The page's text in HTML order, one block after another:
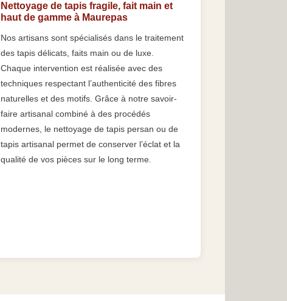
Nettoyage de tapis fragile, fait main et
haut de gamme à Maurepas
Nos artisans sont spécialisés dans le traitement
des tapis délicats, faits main ou de luxe.
Chaque intervention est réalisée avec des
techniques respectant l’authenticité des fibres
naturelles et des motifs. Grâce à notre savoir-
faire artisanal combiné à des procédés
modernes, le nettoyage de tapis persan ou de
tapis artisanal permet de conserver l’éclat et la
qualité de vos pièces sur le long terme.